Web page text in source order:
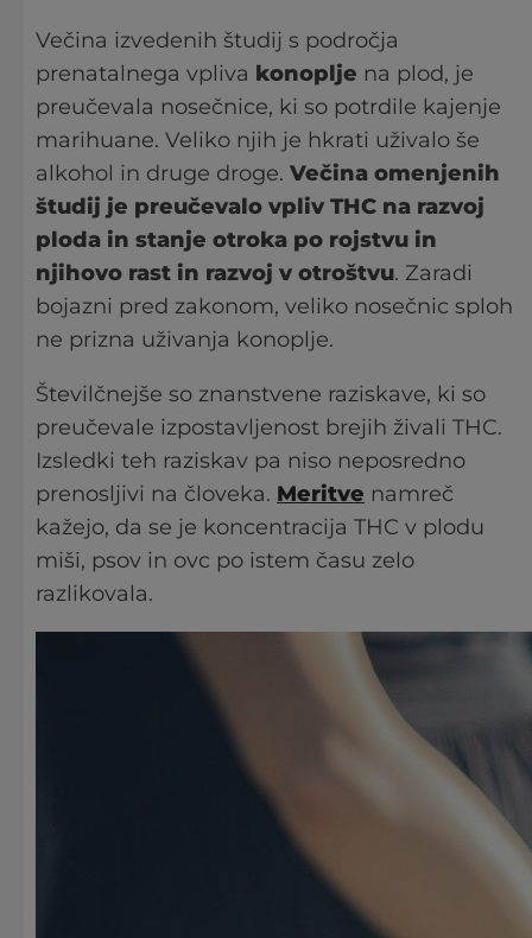
Večina izvedenih študij s področja
prenatalnega vpliva konoplje na plod, je
preučevala nosečnice, ki so potrdile kajenje
marihuane. Veliko njih je hkrati uživalo še
alkohol in druge droge. Večina omenjenih
študij je preučevalo vpliv THC na razvoj
ploda in stanje otroka po rojstvu in
njihovo rast in razvoj v otroštvu. Zaradi
bojazni pred zakonom, veliko nosečnic sploh
ne prizna uživanja konoplje.
Številčnejše so znanstvene raziskave, ki so
preučevale izpostavljenost brejih živali THC.
Izsledki teh raziskav pa niso neposredno
prenosljivi na človeka. Meritve namreč
kažejo, da se je koncentracija THC v plodu
miši, psov in ovc po istem času zelo
razlikovala.